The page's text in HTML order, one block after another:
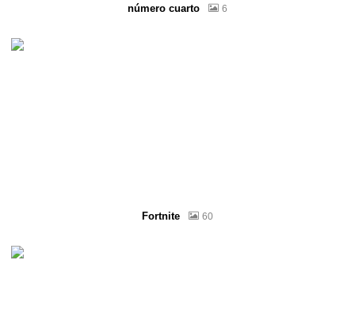
número cuarto 6
Fortnite 60